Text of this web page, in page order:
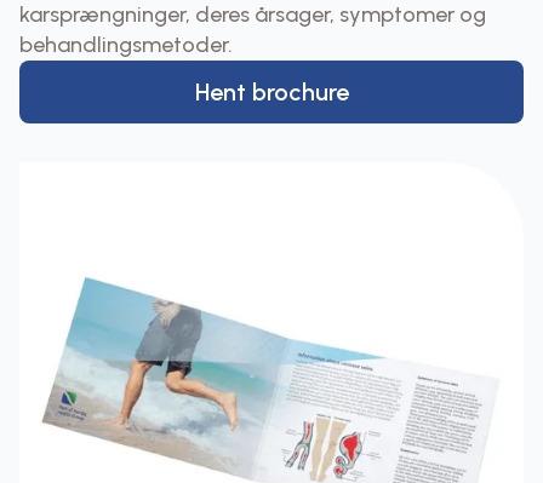
karsprængninger, deres årsager, symptomer og
behandlingsmetoder.
Hent brochure